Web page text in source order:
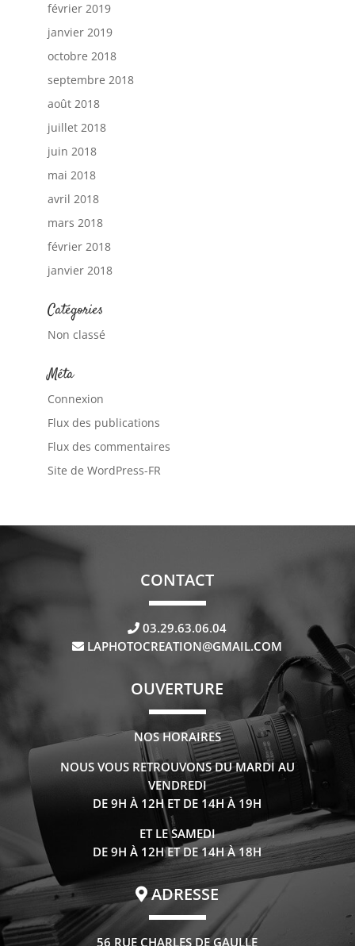
février 2019
janvier 2019
octobre 2018
septembre 2018
août 2018
juillet 2018
juin 2018
mai 2018
avril 2018
mars 2018
février 2018
janvier 2018
Catégories
Non classé
Méta
Connexion
Flux des publications
Flux des commentaires
Site de WordPress-FR
CONTACT
03.29.63.06.04
LAPHOTOCREATION@GMAIL.COM
OUVERTURE
NOS HORAIRES
NOUS VOUS RETROUVONS DU MARDI AU
VENDREDI
DE 9H À 12H ET DE 14H À 19H
ET LE SAMEDI
DE 9H À 12H ET DE 14H À 18H
ADRESSE
56 RUE CHARLES DE GAULLE